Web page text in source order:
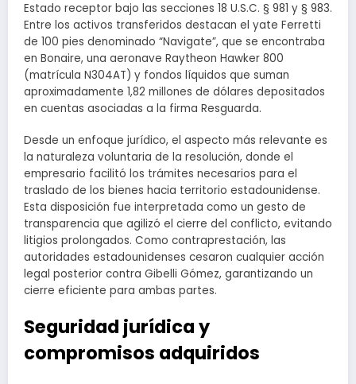
Estado receptor bajo las secciones 18 U.S.C. § 981 y § 983.
Entre los activos transferidos destacan el yate Ferretti
de 100 pies denominado “Navigate”, que se encontraba
en Bonaire, una aeronave Raytheon Hawker 800
(matrícula N304AT) y fondos líquidos que suman
aproximadamente 1,82 millones de dólares depositados
en cuentas asociadas a la firma Resguarda.
Desde un enfoque jurídico, el aspecto más relevante es
la naturaleza voluntaria de la resolución, donde el
empresario facilitó los trámites necesarios para el
traslado de los bienes hacia territorio estadounidense.
Esta disposición fue interpretada como un gesto de
transparencia que agilizó el cierre del conflicto, evitando
litigios prolongados. Como contraprestación, las
autoridades estadounidenses cesaron cualquier acción
legal posterior contra Gibelli Gómez, garantizando un
cierre eficiente para ambas partes.
Seguridad jurídica y
compromisos adquiridos